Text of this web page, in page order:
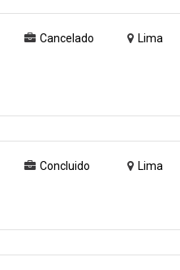
Cancelado Lima
Concluido Lima